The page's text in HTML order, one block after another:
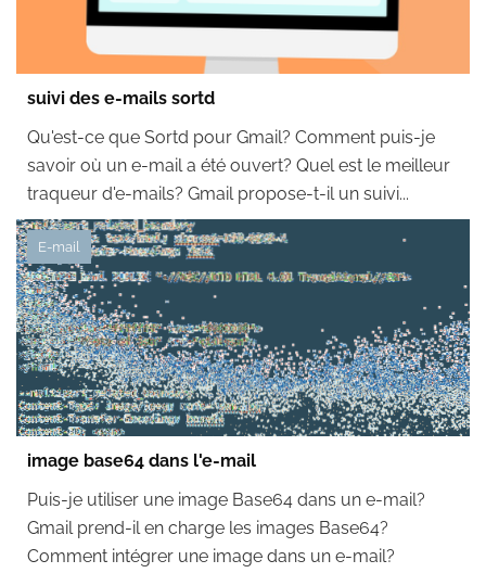
suivi des e-mails sortd
Qu'est-ce que Sortd pour Gmail? Comment puis-je
savoir où un e-mail a été ouvert? Quel est le meilleur
traqueur d'e-mails? Gmail propose-t-il un suivi...
E-mail
image base64 dans l'e-mail
Puis-je utiliser une image Base64 dans un e-mail?
Gmail prend-il en charge les images Base64?
Comment intégrer une image dans un e-mail?